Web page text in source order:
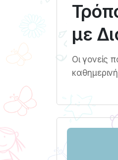
με
Οι γονείς